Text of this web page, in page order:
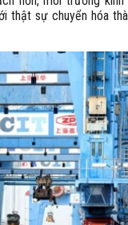
thật sự chuyển hóa